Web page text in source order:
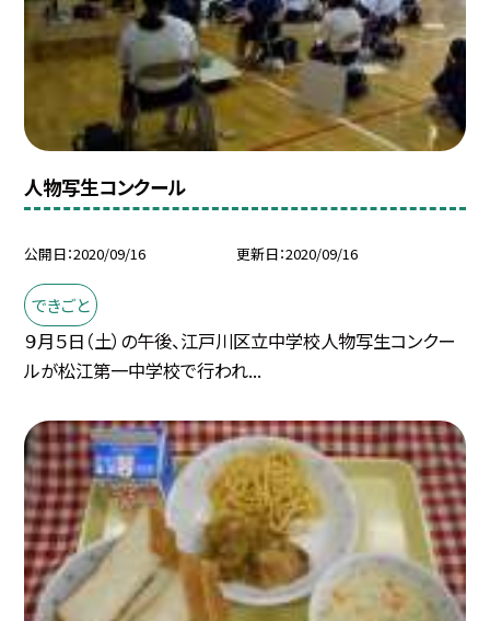
人物写生コンクール
公開日 2020/09/16 更新日 2020/09/16
できごと
９月５日（土）の午後、江戸川区立中学校人物写生コンクー
ルが松江第一中学校で行われ...